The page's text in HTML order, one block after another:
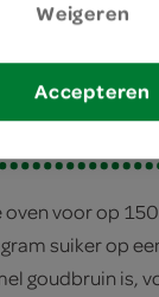
oven voor op
suiker op
goudbruin is,
Weigeren
Accepteren